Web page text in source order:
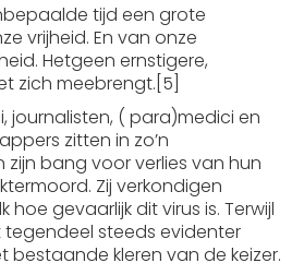
tijd een grote
vrijheid. En van onze
Hetgeen ernstigere,
zich meebrengt.[5]
journalisten, ( para)medici en
zitten in zo’n
bang voor verlies van hun
Zij verkondigen
hoe gevaarlijk dit virus is. Terwijl
steeds evidenter
bestaande kleren van de keizer.